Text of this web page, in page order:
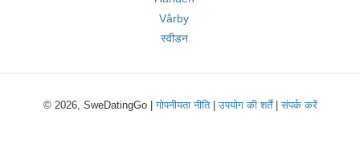
Vårby
स्वीडन
© 2026, SweDatingGo |गोपनीयता नीति|उपयोग की शर्तें|संपर्क करें